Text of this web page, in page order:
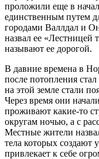
проложили еще в
единственным путем
городами Валлдал и
назвал ее «Лестницей
называют ее дорогой.
В давние времена в
после потопления
на этой земле стали
Через время они
проживают какие-то
округам ночью, а с
Местные жители
тела которых создают
привлекает к себе